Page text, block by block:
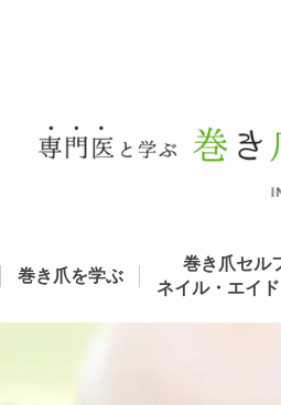
巻き爪を学ぶ
巻き爪セル
ネイル・エイド